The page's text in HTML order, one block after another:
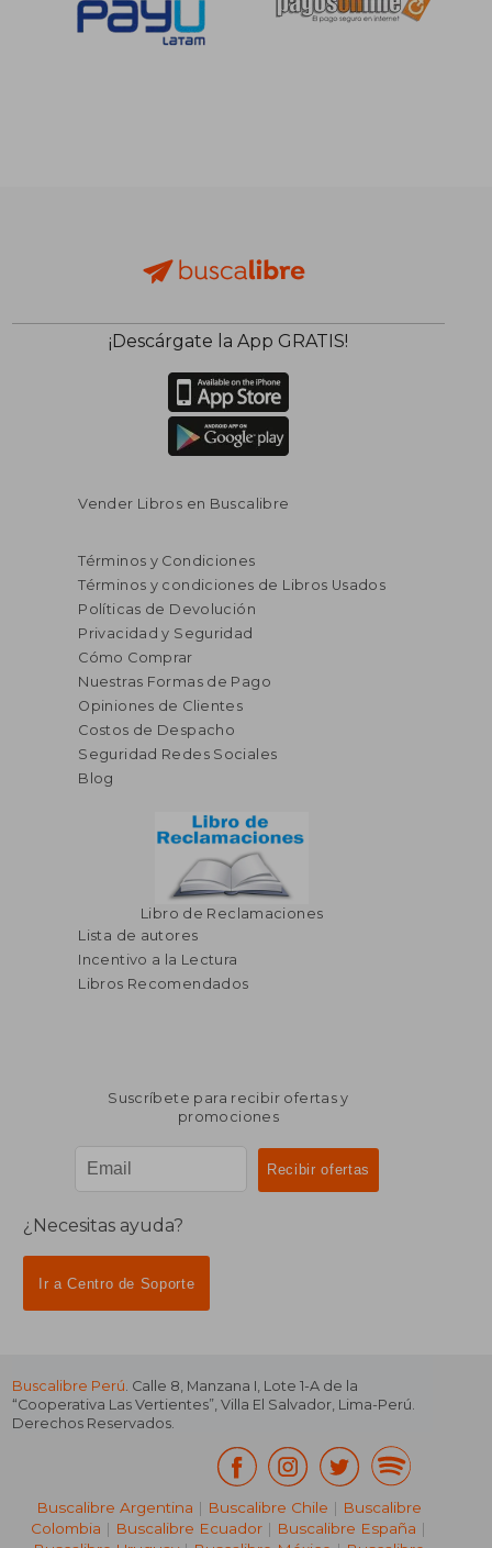
¡Descárgate la App GRATIS!
Vender Libros en Buscalibre
Términos y Condiciones
Términos y condiciones de Libros Usados
Políticas de Devolución
Privacidad y Seguridad
Cómo Comprar
Nuestras Formas de Pago
Opiniones de Clientes
Costos de Despacho
Seguridad Redes Sociales
Blog
Libro de Reclamaciones
Lista de autores
Incentivo a la Lectura
Libros Recomendados
Suscríbete para recibir ofertas y
promociones
¿Necesitas ayuda?
Ir a Centro de Soporte
Buscalibre Perú. Calle 8, Manzana I, Lote 1-A de la
“Cooperativa Las Vertientes”, Villa El Salvador, Lima-Perú.
Derechos Reservados.
Buscalibre Argentina | Buscalibre Chile | Buscalibre
Colombia | Buscalibre Ecuador | Buscalibre España |